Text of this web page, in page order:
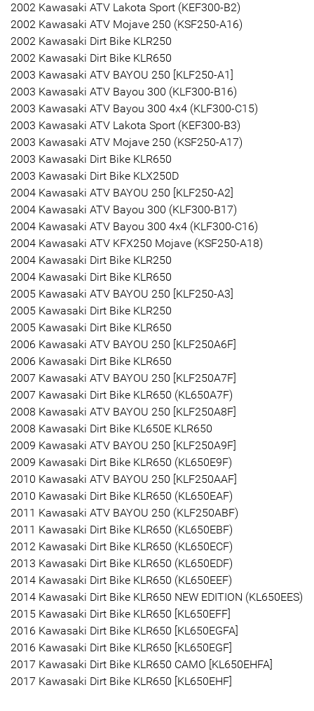
2002 Kawasaki ATV Lakota Sport (KEF300-B2)
2002 Kawasaki ATV Mojave 250 (KSF250-A16)
2002 Kawasaki Dirt Bike KLR250
2002 Kawasaki Dirt Bike KLR650
2003 Kawasaki ATV BAYOU 250 [KLF250-A1]
2003 Kawasaki ATV Bayou 300 (KLF300-B16)
2003 Kawasaki ATV Bayou 300 4x4 (KLF300-C15)
2003 Kawasaki ATV Lakota Sport (KEF300-B3)
2003 Kawasaki ATV Mojave 250 (KSF250-A17)
2003 Kawasaki Dirt Bike KLR650
2003 Kawasaki Dirt Bike KLX250D
2004 Kawasaki ATV BAYOU 250 [KLF250-A2]
2004 Kawasaki ATV Bayou 300 (KLF300-B17)
2004 Kawasaki ATV Bayou 300 4x4 (KLF300-C16)
2004 Kawasaki ATV KFX250 Mojave (KSF250-A18)
2004 Kawasaki Dirt Bike KLR250
2004 Kawasaki Dirt Bike KLR650
2005 Kawasaki ATV BAYOU 250 [KLF250-A3]
2005 Kawasaki Dirt Bike KLR250
2005 Kawasaki Dirt Bike KLR650
2006 Kawasaki ATV BAYOU 250 [KLF250A6F]
2006 Kawasaki Dirt Bike KLR650
2007 Kawasaki ATV BAYOU 250 [KLF250A7F]
2007 Kawasaki Dirt Bike KLR650 (KL650A7F)
2008 Kawasaki ATV BAYOU 250 [KLF250A8F]
2008 Kawasaki Dirt Bike KL650E KLR650
2009 Kawasaki ATV BAYOU 250 [KLF250A9F]
2009 Kawasaki Dirt Bike KLR650 (KL650E9F)
2010 Kawasaki ATV BAYOU 250 [KLF250AAF]
2010 Kawasaki Dirt Bike KLR650 (KL650EAF)
2011 Kawasaki ATV BAYOU 250 (KLF250ABF)
2011 Kawasaki Dirt Bike KLR650 (KL650EBF)
2012 Kawasaki Dirt Bike KLR650 (KL650ECF)
2013 Kawasaki Dirt Bike KLR650 (KL650EDF)
2014 Kawasaki Dirt Bike KLR650 (KL650EEF)
2014 Kawasaki Dirt Bike KLR650 NEW EDITION (KL650EES)
2015 Kawasaki Dirt Bike KLR650 [KL650EFF]
2016 Kawasaki Dirt Bike KLR650 [KL650EGFA]
2016 Kawasaki Dirt Bike KLR650 [KL650EGF]
2017 Kawasaki Dirt Bike KLR650 CAMO [KL650EHFA]
2017 Kawasaki Dirt Bike KLR650 [KL650EHF]